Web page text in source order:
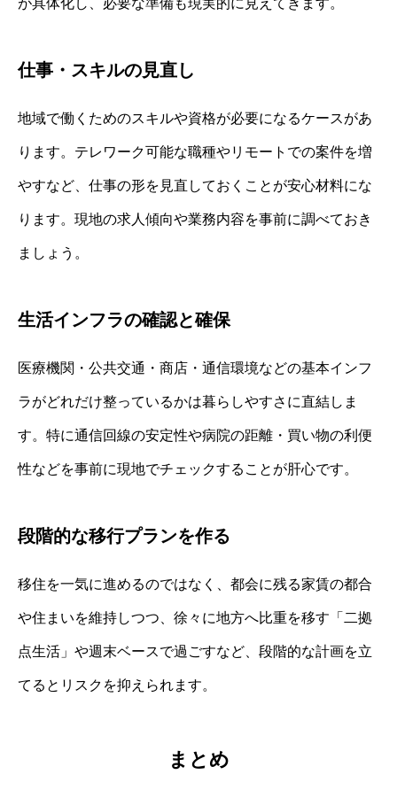
仕事・スキルの見直し
地域で働くためのスキルや資格が必要になるケースがあ
ります。テレワーク可能な職種やリモートでの案件を増
やすなど、仕事の形を見直しておくことが安心材料にな
ります。現地の求人傾向や業務内容を事前に調べておき
ましょう。
生活インフラの確認と確保
医療機関・公共交通・商店・通信環境などの基本インフ
ラがどれだけ整っているかは暮らしやすさに直結しま
す。特に通信回線の安定性や病院の距離・買い物の利便
性などを事前に現地でチェックすることが肝心です。
段階的な移行プランを作る
移住を一気に進めるのではなく、都会に残る家賃の都合
や住まいを維持しつつ、徐々に地方へ比重を移す「二拠
点生活」や週末ベースで過ごすなど、段階的な計画を立
てるとリスクを抑えられます。
まとめ